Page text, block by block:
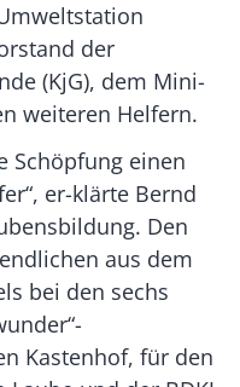
der
(KjG), dem Mini-
weiteren Helfern.
Schöpfung einen
er-klärte Bernd
Den
aus dem
bei den sechs
Kastenhof, für den